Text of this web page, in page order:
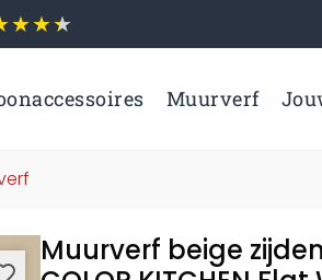
Muurverf
Muurverf beige